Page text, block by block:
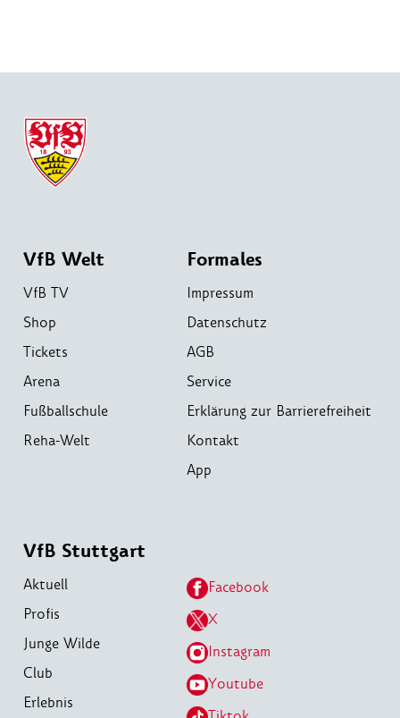
VfB Welt
VfB TV
Shop
Tickets
Arena
Fußballschule
Reha-Welt
Formales
Impressum
Datenschutz
AGB
Service
Erklärung zur Barrierefreiheit
Kontakt
App
VfB Stuttgart
Aktuell
Profis
Junge Wilde
Club
Erlebnis
Facebook
X
Instagram
Youtube